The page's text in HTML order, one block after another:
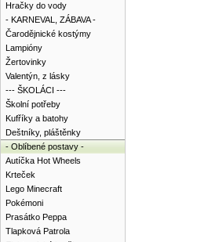
Hračky do vody
- KARNEVAL, ZÁBAVA -
Čarodějnické kostýmy
Lampióny
Žertovinky
Valentýn, z lásky
--- ŠKOLÁCI ---
Školní potřeby
Kufříky a batohy
Deštníky, pláštěnky
- Oblíbené postavy -
Autíčka Hot Wheels
Krteček
Lego Minecraft
Pokémoni
Prasátko Peppa
Tlapková Patrola